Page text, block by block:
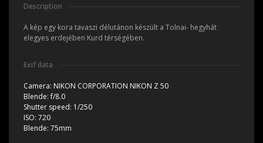
Description
A kép egy kora tavaszi délutánon készült a Tolnai- hegyhát
elegyes erdejében Kurd térségében.
Exif data
Camera: NIKON CORPORATION NIKON Z 50
Blende:f/8.0
Shutter speed: 1/250
ISO: 720
Blende: 75mm